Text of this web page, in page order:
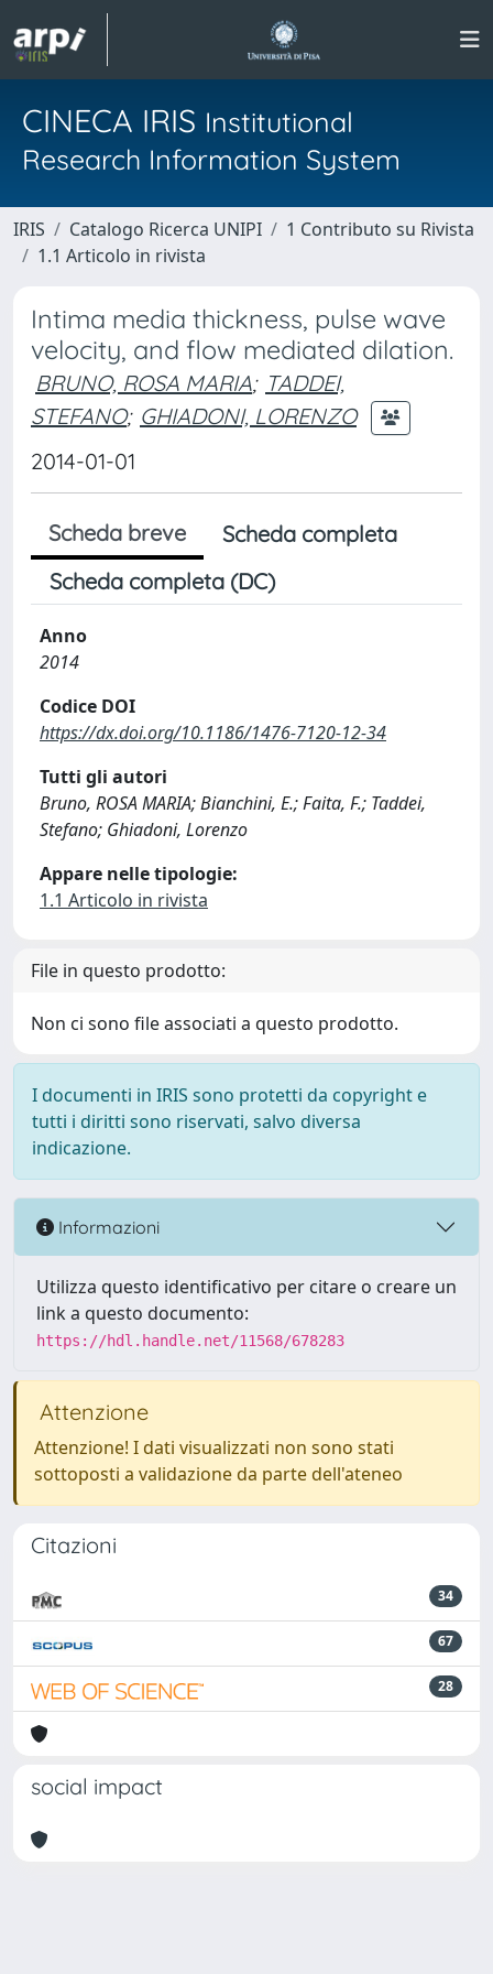
CINECA IRIS Institutional
Research Information System
IRIS Catalogo Ricerca UNIPI
1 Contributo su Rivista
1.1 Articolo in rivista
Intima media thickness, pulse wave
velocity, and flow mediated dilation.
BRUNO, ROSA MARIA; TADDEI,
STEFANO; GHIADONI, LORENZO
2014-01-01
Scheda breve
Scheda completa
Scheda completa (DC)
Anno
2014
Codice DOI
https://dx.doi.org/10.1186/1476-7120-12-34
Tutti gli autori
Bruno, ROSA MARIA; Bianchini, E.; Faita, F.; Taddei,
Stefano; Ghiadoni, Lorenzo
Appare nelle tipologie:
1.1 Articolo in rivista
File in questo prodotto:
Non ci sono file associati a questo prodotto.
I documenti in IRIS sono protetti da copyright e
tutti i diritti sono riservati, salvo diversa
indicazione.
Informazioni
Utilizza questo identificativo per citare o creare un
link a questo documento:
https://hdl.handle.net/11568/678283
Attenzione
Attenzione! I dati visualizzati non sono stati
sottoposti a validazione da parte dell'ateneo
Citazioni
34
67
28
social impact